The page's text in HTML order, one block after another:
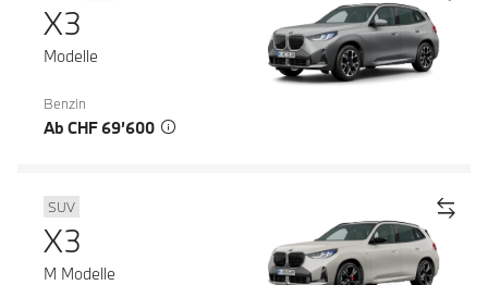
X3
Modelle
Benzin
Ab CHF 69’600
SUV
X3
M Modelle